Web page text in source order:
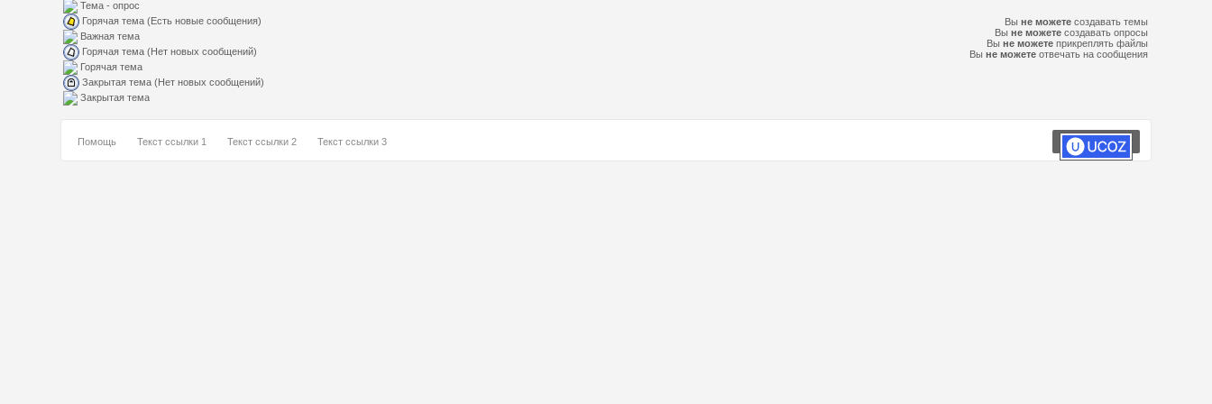
Тема - опрос
Горячая тема (Есть новые сообщения)
Важная тема
Горячая тема (Нет новых сообщений)
Горячая тема
Закрытая тема (Нет новых сообщений)
Закрытая тема
Выне можете создавать темы
Выне можете создавать опросы
Выне можете прикреплять файлы
Выне можете отвечать на сообщения
Помощь Текст ссылки 1 Текст ссылки 2 Текст ссылки 3